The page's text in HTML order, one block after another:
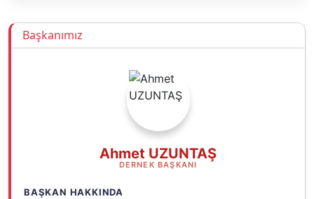
Başkanımız
Ahmet UZUNTAŞ
DERNEK BAŞKANI
BAŞKAN HAKKINDA